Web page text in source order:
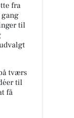
fra
til
tværs
til
få